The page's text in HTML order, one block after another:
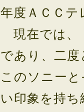
年度ＡＣＣテ
現在では、
であり、二
このソニー
い印象を持